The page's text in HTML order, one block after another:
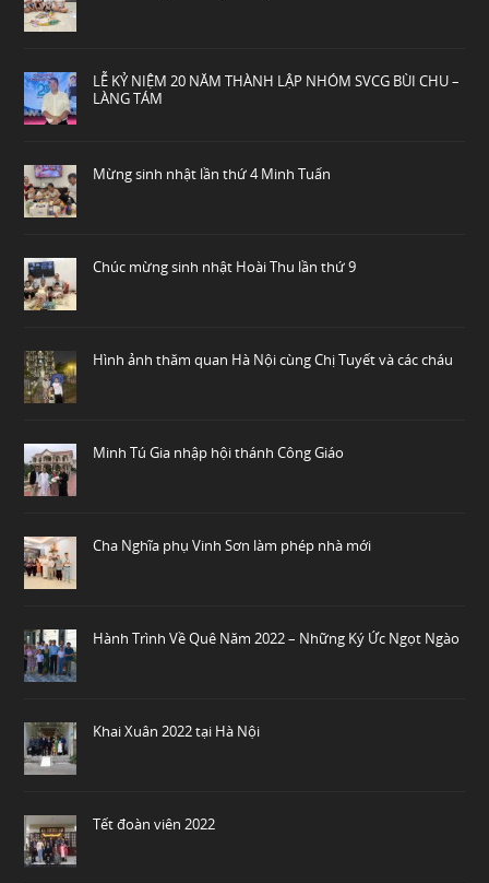
LỄ KỶ NIỆM 20 NĂM THÀNH LẬP NHÓM SVCG BÙI CHU –
LÀNG TÁM
Mừng sinh nhật lần thứ 4 Minh Tuấn
Chúc mừng sinh nhật Hoài Thu lần thứ 9
Hình ảnh thăm quan Hà Nội cùng Chị Tuyết và các cháu
Minh Tú Gia nhập hội thánh Công Giáo
Cha Nghĩa phụ Vinh Sơn làm phép nhà mới
Hành Trình Về Quê Năm 2022 – Những Ký Ức Ngọt Ngào
Khai Xuân 2022 tại Hà Nội
Tết đoàn viên 2022